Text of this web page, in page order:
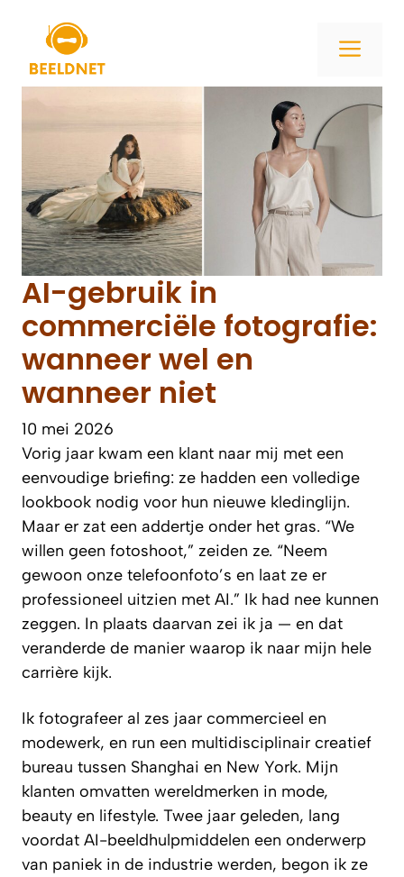
inhoud
AI-gebruik in
commerciële fotografie:
wanneer wel en
wanneer niet
10 mei 2026
Vorig jaar kwam een klant naar mij met een
eenvoudige briefing: ze hadden een volledige
lookbook nodig voor hun nieuwe kledinglijn.
Maar er zat een addertje onder het gras. “We
willen geen fotoshoot,” zeiden ze. “Neem
gewoon onze telefoonfoto’s en laat ze er
professioneel uitzien met AI.” Ik had nee kunnen
zeggen. In plaats daarvan zei ik ja — en dat
veranderde de manier waarop ik naar mijn hele
carrière kijk.
Ik fotografeer al zes jaar commercieel en
modewerk, en run een multidisciplinair creatief
bureau tussen Shanghai en New York. Mijn
klanten omvatten wereldmerken in mode,
beauty en lifestyle. Twee jaar geleden, lang
voordat AI-beeldhulpmiddelen een onderwerp
van paniek in de industrie werden, begon ik ze